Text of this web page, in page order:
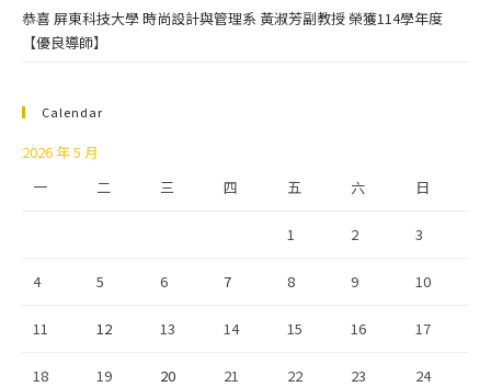
恭喜 屏東科技大學 時尚設計與管理系 黃淑芳副教授 榮獲114學年度
【優良導師】
Calendar
2026 年 5 月
一
二 三 四 五 六 日
1 2 3
4 5 6 7 8 9 10
11 12 13 14 15 16 17
18 19 20 21 22 23 24